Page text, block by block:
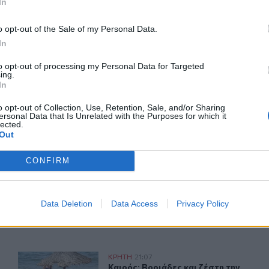
opt-out of the Sale of my Personal Data.
opt-out of processing my Personal Data for Targeted
opt-out of Collection, Use, Retention, Sale, and/or Sharing
Data that Is Unrelated with the Purposes for which it
CONFIRM
Data Deletion Data Access Privacy Policy
του CRETALIVE
ΕΊΔΗΣΗ
με αγριογούρουνο
μετά από τροχαίο με αγριογούρουνο
Χανιά: ΕΔΕ για την υπόθεση της 75χρονης που βρέθηκε
Χανιά: ΕΔΕ για την υπόθεση της
75χρονης που βρέθηκε νεκρή σε
7 Αυγούστου
Καιρός: Βοριάδες και ζέστη την Παρασκευή (07/08)
ΚΡΗΤΗ 21:07
Καιρός: Βοριάδες και ζέστη την